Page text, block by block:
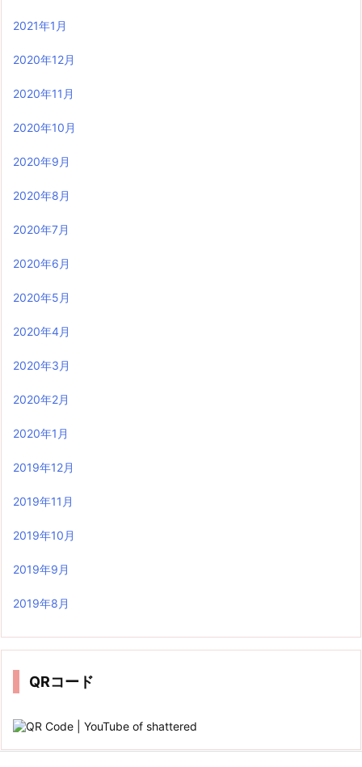
2021年1月
2020年12月
2020年11月
2020年10月
2020年9月
2020年8月
2020年7月
2020年6月
2020年5月
2020年4月
2020年3月
2020年2月
2020年1月
2019年12月
2019年11月
2019年10月
2019年9月
2019年8月
QRコード